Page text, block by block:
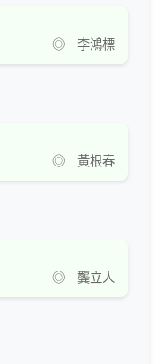
◎ 李鴻標
◎ 黃根春
◎ 龔立人